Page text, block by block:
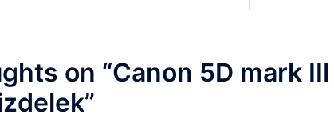
on “Canon 5D mark
”